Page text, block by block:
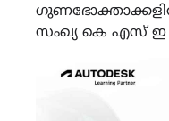
ഗുണഭോക്താക്കളിൽ
സംഖ്യ കെ എസ് ഇ